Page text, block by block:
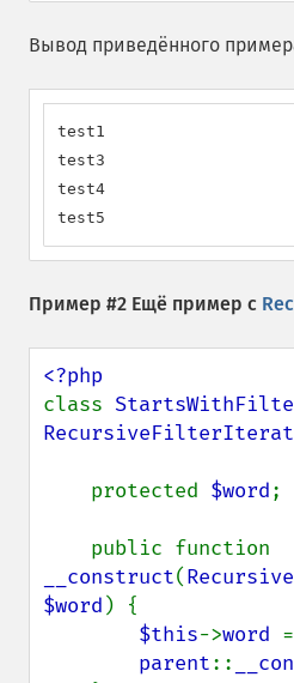
Вывод приведённого
test1
test3
test4
test5
Пример #2 Ещё пример с
class
    protected
$word;
__construct(
$word ) {
$this->word =
parent::